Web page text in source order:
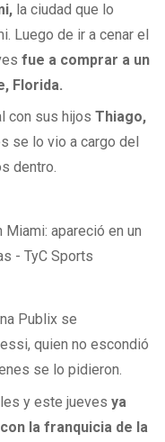
la ciudad que lo
Luego de ir a cenar el
fue a comprar a un
Florida.
con sus hijos Thiago,
se lo vio a cargo del
dentro.
Publix se
quien no escondió
se lo pidieron.
y este jueves ya
la franquicia de la